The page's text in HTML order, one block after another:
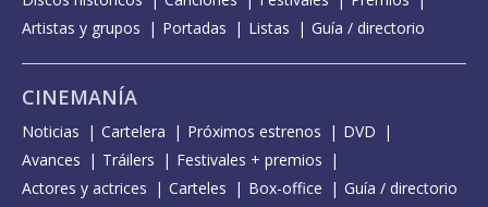
Artistas y grupos
Portadas Listas Guía / directorio
CINEMANÍA
Noticias Cartelera Próximos estrenos
DVD
Avances
Tráilers
Festivales + premios
Actores y actrices
Carteles Box-office Guía / directorio